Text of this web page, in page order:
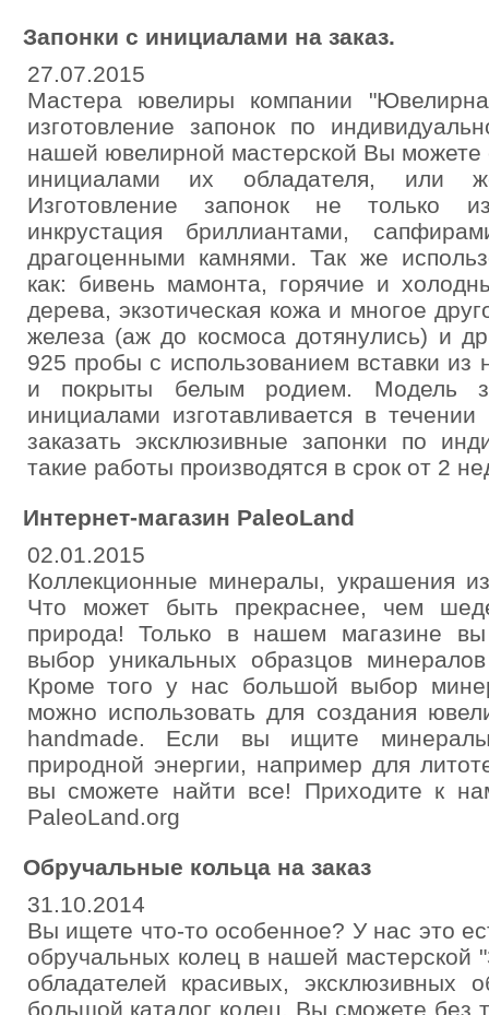
Запонки с инициалами на заказ.
27.07.2015
Мастера ювелиры компании
изготовление запонок по
нашей ювелирной мастерской Вы можете
инициалами их обладателя, или
Изготовление запонок не только
инкрустация бриллиантами,
драгоценными камнями. Так же
как: бивень мамонта, горячие и
дерева, экзотическая кожа и многое
железа (аж до космоса дотянулись) и
925 пробы с использованием вставки из
и покрыты белым родием. Модель
инициалами изготавливается в
заказать эксклюзивные запонки по
такие работы производятся в срок от 2
Интернет-магазин PaleoLand
02.01.2015
Коллекционные минералы, украшения
Что может быть прекраснее, чем
природа! Только в нашем магазине
выбор уникальных образцов
Кроме того у нас большой выбор
можно использовать для создания
handmade. Если вы ищите
природной энергии, например для
вы сможете найти все! Приходите к
PaleoLand.org
Обручальные кольца на заказ
31.10.2014
Вы ищете что-то особенное? У нас это
обручальных колец в нашей мастерской
обладателей красивых, эксклюзивных
большой каталог колец. Вы сможете без